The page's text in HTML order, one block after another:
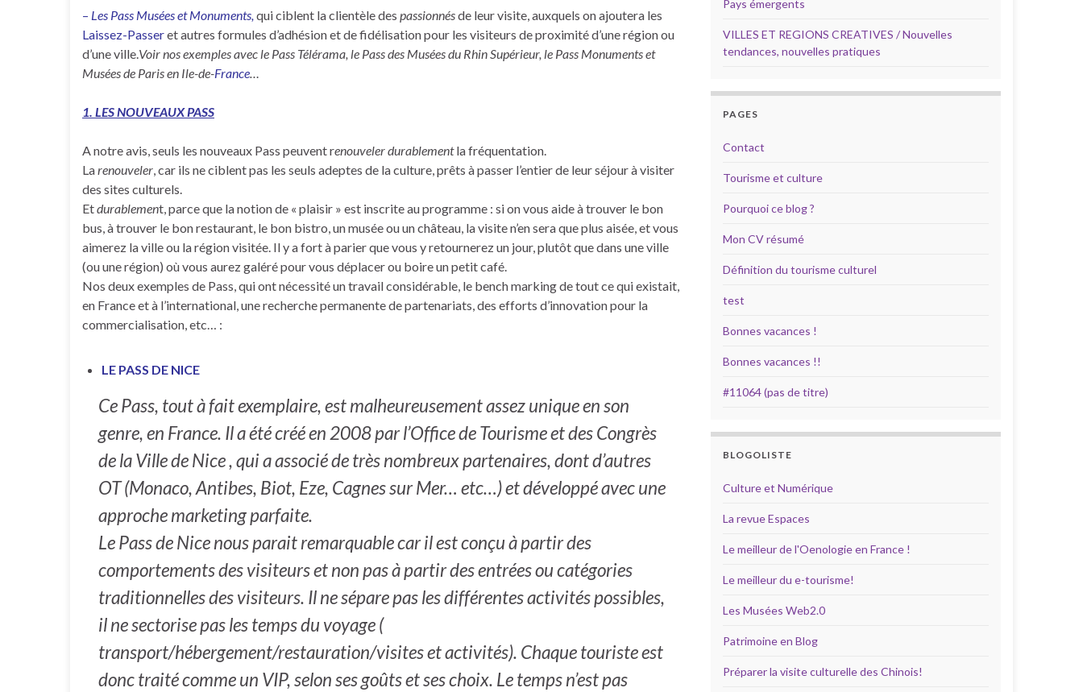
– Les Pass Musées et Monuments, qui ciblent la clientèle des passionnésde leur visite, auxquels on ajoutera les
Laissez-Passeret autres formules d’adhésion et de fidélisation pour les visiteurs de proximité d’une région ou
d’une ville.Voir nos exemples avec le Pass Télérama, le Pass des Musées du Rhin Supérieur, le Pass Monuments et
Musées de Paris en Ile-de-France…
1. LES NOUVEAUX PASS
A notre avis, seuls les nouveaux Pass peuvent renouveler durablementla fréquentation.
Larenouveler, car ils ne ciblent pas les seuls adeptes de la culture, prêts à passer l’entier de leur séjour à visiter
des sites culturels.
Etdurablement, parce que la notion de « plaisir » est inscrite au programme : si on vous aide à trouver le bon
bus, à trouver le bon restaurant, le bon bistro, un musée ou un château, la visite n’en sera que plus aisée, et vous
aimerez la ville ou la région visitée. Il y a fort à parier que vous y retournerez un jour, plutôt que dans une ville
(ou une région) où vous aurez galéré pour vous déplacer ou boire un petit café.
Nos deux exemples de Pass, qui ont nécessité un travail considérable, le bench marking de tout ce qui existait,
en France et à l’international, une recherche permanente de partenariats, des efforts d’innovation pour la
commercialisation, etc… :
LE PASS DE NICE
Ce Pass, tout à fait exemplaire, est malheureusement assez unique en son
genre, en France. Il a été créé en 2008 par l’Office de Tourisme et des Congrès
de la Ville de Nice , qui a associé de très nombreux partenaires, dont d’autres
OT (Monaco, Antibes, Biot, Eze, Cagnes sur Mer… etc…) et développé avec une
approche marketing parfaite.
Le Pass de Nice nous parait remarquable car il est conçu à partir des
comportements des visiteurs et non pas à partir des entrées ou catégories
traditionnelles des visiteurs. Il ne sépare pas les différentes activités possibles,
il ne sectorise pas les temps du voyage (
transport/hébergement/restauration/visites et activités). Chaque touriste est
donc traité comme un VIP, selon ses goûts et ses choix. Le temps n’est pas
Pays émergents
VILLES ET REGIONS CREATIVES / Nouvelles
tendances, nouvelles pratiques
PAGES
Contact
Tourisme et culture
Pourquoi ce blog ?
Mon CV résumé
Définition du tourisme culturel
test
Bonnes vacances !
Bonnes vacances !!
#11064 (pas de titre)
BLOGOLISTE
Culture et Numérique
La revue Espaces
Le meilleur de l'Oenologie en France !
Le meilleur du e-tourisme!
Les Musées Web2.0
Patrimoine en Blog
Préparer la visite culturelle des Chinois!